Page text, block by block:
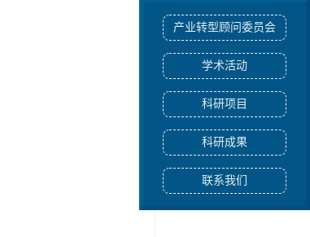
产业转型顾问委员会
学术活动
科研项目
科研成果
联系我们